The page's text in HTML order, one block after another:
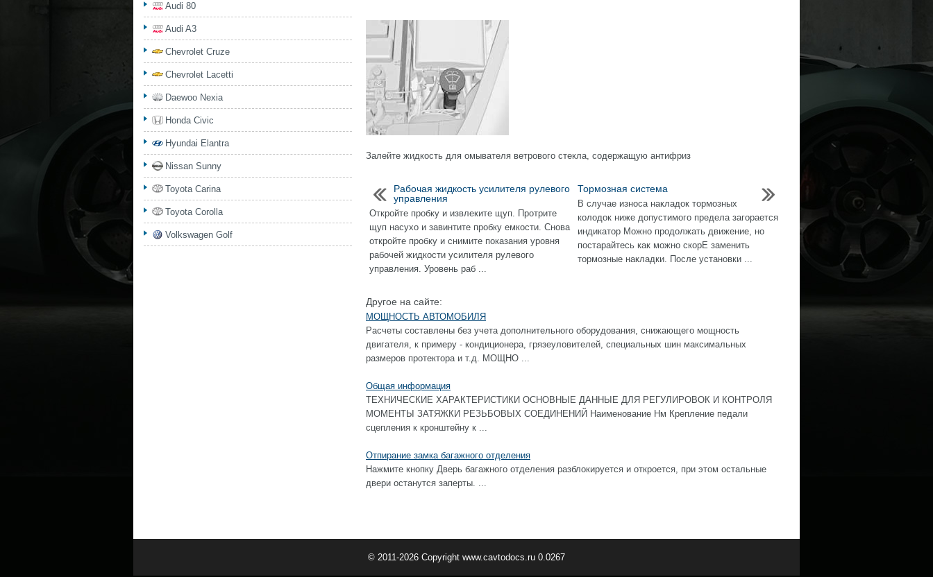
Залейте жидкость для омывателя ветрового стекла, содержащую антифриз
Рабочая жидкость усилителя рулевого
управления
Откройте пробку и извлеките щуп. Протрите
щуп насухо и завинтите пробку емкости. Снова
откройте пробку и снимите показания уровня
рабочей жидкости усилителя рулевого
управления. Уровень раб ...
Тормозная система
В случае износа накладок тормозных
колодок ниже допустимого предела загорается
индикатор Можно продолжать движение, но
постарайтесь как можно скорЕ заменить
тормозные накладки. После установки ...
Другое на сайте:
МОЩНОСТЬ АВТОМОБИЛЯ
Расчеты составлены без учета дополнительного оборудования, снижающего мощность
двигателя, к примеру - кондиционера, грязеуловителей, специальных шин максимальных
размеров протектора и т.д. МОЩНО ...
Общая информация
ТЕХНИЧЕСКИЕ ХАРАКТЕРИСТИКИ ОСНОВНЫЕ ДАННЫЕ ДЛЯ РЕГУЛИРОВОК И КОНТРОЛЯ
МОМЕНТЫ ЗАТЯЖКИ РЕЗЬБОВЫХ СОЕДИНЕНИЙ Наименование Нм Крепление педали
сцепления к кронштейну к ...
Отпирание замка багажного отделения
Нажмите кнопку Дверь багажного отделения разблокируется и откроется, при этом остальные
двери останутся заперты. ...
Audi 80
Audi A3
Chevrolet Cruze
Chevrolet Lacetti
Daewoo Nexia
Honda Civic
Hyundai Elantra
Nissan Sunny
Toyota Carina
Toyota Corolla
Volkswagen Golf
© 2011-2026 Copyright www.cavtodocs.ru 0.0267